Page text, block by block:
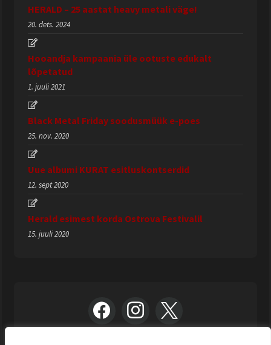
HERALD – 25 aastat heavy metali väge!
20. dets. 2024
Hooandja kampaania üle ootuste edukalt
lõpetatud
1. juuli 2021
Black Metal Friday soodusmüük e-poes
25. nov. 2020
Uue albumi KURAT esitluskontserdid
12. sept 2020
Herald esimest korda Ostrova Festivalil
15. juuli 2020